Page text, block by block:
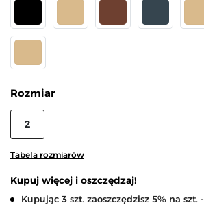
Rozmiar
2
Tabela rozmiarów
Kupuj więcej i oszczędzaj!
Kupując 3 szt. zaoszczędzisz 5% na szt. -